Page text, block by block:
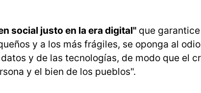
social justo en la era digital" que
y a los más frágiles, se oponga al
y de las tecnologías, de modo que el
y el bien de los pueblos".